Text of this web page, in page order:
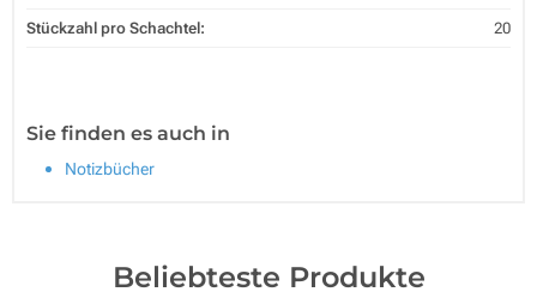
Stückzahl pro Schachtel: 20
Sie finden es auch in
Notizbücher
Beliebteste Produkte